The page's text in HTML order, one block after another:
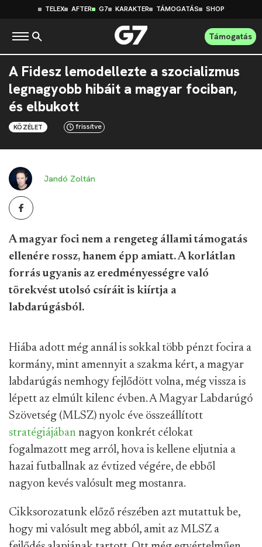
TELEX AFTER G7 KARAKTER TÁMOGATÁS SHOP
Támogatás
A Fidesz lemodellezte a szocializmus
legnagyobb hibáit a magyar fociban,
és elbukott
KÖZÉLET frissítve
Jandó Zoltán
A magyar foci nem a rengeteg állami támogatás
ellenére rossz, hanem épp amiatt. A korlátlan
forrás ugyanis az eredményességre való
törekvést utolsó csíráit is kiírtja a
labdarúgásból.
Hiába adott még annál is sokkal több pénzt focira a
kormány, mint amennyit a szakma kért, a magyar
labdarúgás nemhogy fejlődött volna, még vissza is
lépett az elmúlt kilenc évben. A Magyar Labdarúgó
Szövetség (MLSZ) nyolc éve összeállított
stratégiájában nagyon konkrét célokat
fogalmazott meg arról, hova is kellene eljutnia a
hazai futballnak az évtized végére, de ebből
nagyon kevés valósult meg mostanra.
Cikksorozatunk előző részében azt mutattuk be,
hogy mi valósult meg abból, amit az MLSZ a